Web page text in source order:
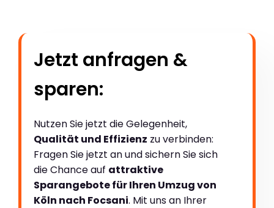
Jetzt anfragen &
sparen:
Nutzen Sie jetzt die Gelegenheit,
Qualität und Effizienz zu verbinden:
Fragen Sie jetzt an und sichern Sie sich
die Chance auf attraktive
Sparangebote für Ihren Umzug von
Köln nach Focsani. Mit uns an Ihrer